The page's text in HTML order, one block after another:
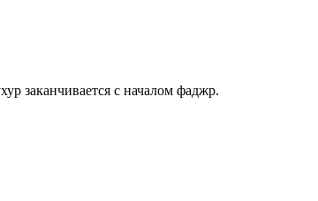
заканчивается с началом фаджр.